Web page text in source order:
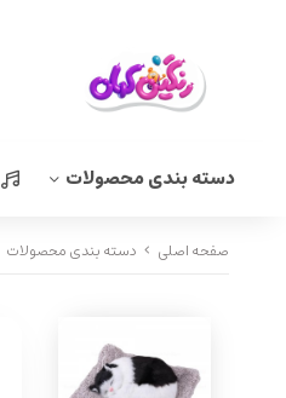
دسته بندی محصولات
صفحه اصلی دسته بندی محصولات